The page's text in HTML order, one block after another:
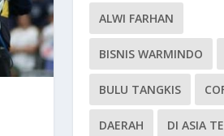
ALWI FARHAN
BISNIS WARMINDO
BULU TANGKIS
DAERAH DI ASIA